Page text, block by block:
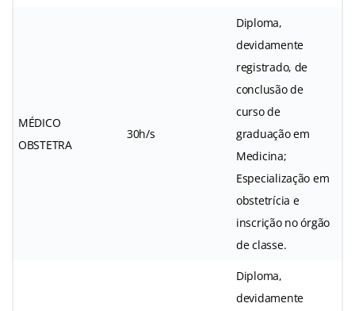
MÉDICO
OBSTETRA
30h/s
Diploma,
devidamente
registrado, de
conclusão de
curso de
graduação em
Medicina;
Especialização em
obstetrícia e
inscrição no órgão
de classe.
Diploma,
devidamente